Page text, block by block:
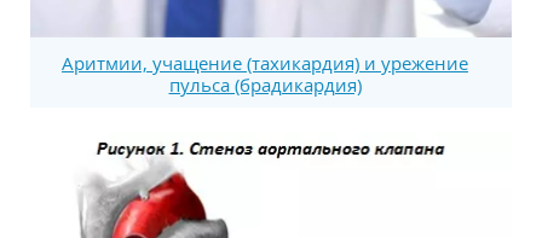
Аритмии, учащение (тахикардия) и урежение
пульса (брадикардия)